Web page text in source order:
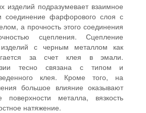
изделий подразумевает взаимное
соединение фарфорового слоя с
а прочность этого соединения
сцепления. Сцепление
с черным металлом как
за счет клея в эмали.
тесно связана с типом и
клея. Кроме того, на
большое влияние оказывают
поверхности металла, вязкость
натяжение.